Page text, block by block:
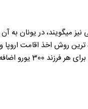
اروپا و یونان است در کمتر